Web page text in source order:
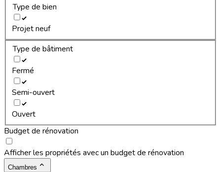
Type de bien
Projet neuf
Type de bâtiment
Fermé
Semi-ouvert
Ouvert
Budget de rénovation
Afficher les propriétés avec un budget de rénovation
Chambres